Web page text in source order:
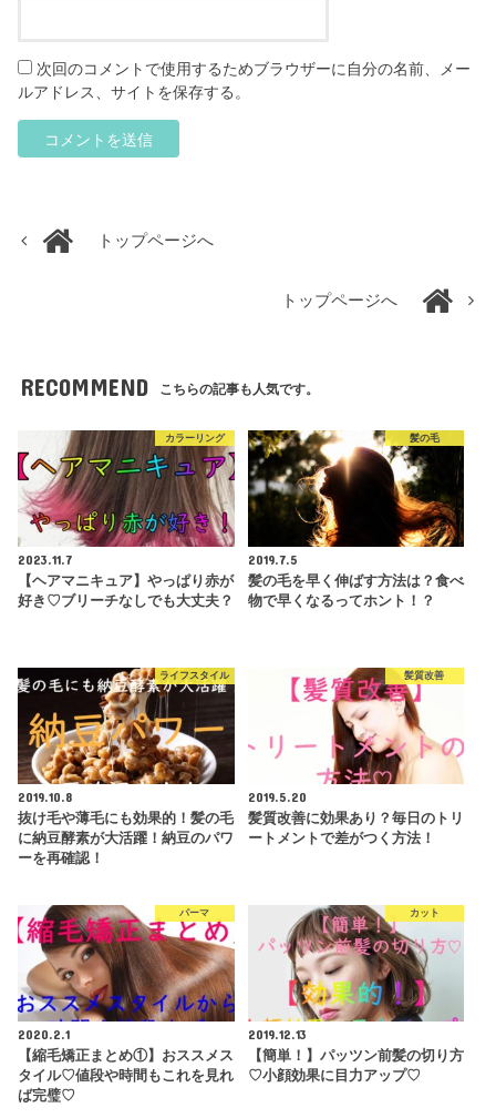
次回のコメントで使用するためブラウザーに自分の名前、メー
ルアドレス、サイトを保存する。
トップページへ
トップページへ
RECOMMEND こちらの記事も人気です。
カラーリング
2023.11.7
【ヘアマニキュア】やっぱり赤が
好き♡ブリーチなしでも大丈夫？
髪の毛
2019.7.5
髪の毛を早く伸ばす方法は？食べ
物で早くなるってホント！？
ライフスタイル
2019.10.8
抜け毛や薄毛にも効果的！髪の毛
に納豆酵素が大活躍！納豆のパワ
ーを再確認！
髪質改善
2019.5.20
髪質改善に効果あり？毎日のトリ
ートメントで差がつく方法！
パーマ
2020.2.1
【縮毛矯正まとめ①】おススメス
タイル♡値段や時間もこれを見れ
ば完璧♡
カット
2019.12.13
【簡単！】パッツン前髪の切り方
♡小顔効果に目力アップ♡